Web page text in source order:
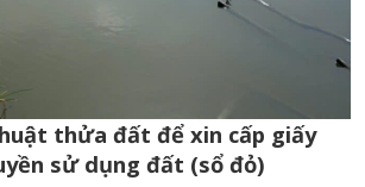
thửa đất để xin cấp giấy
sử dụng đất (sổ đỏ)